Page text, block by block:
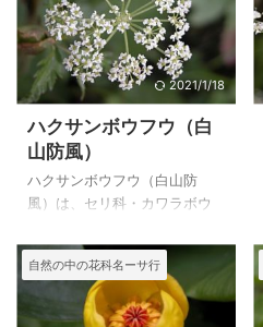
ミ属で、野原や道端に普通に
生える高さ３０～７０㎝の２
年草で、花の時期には葉の形
を見て区別します。 ヤブニン
ジン（藪人参）の葉は、長さ
７～３０cmの２回３出羽状複
葉で、薄くて柔らかく裏面は
白っぽいのに比べ、ヤブジラ
ミはの小葉は羽状披針形で、
ンジンの果実は約２cmのこん
棒状なのに比べて、ヤブジラ
ミの果実は卵状長楕円形でか
ぎ状に曲 ...
2021/1/18
ハクサンボウフウ（白
山防風）
ハクサンボウフウ（白山防
風）は、セリ科・カワラボウ
部地方以北の亜高山帯～高山
帯の開けた草地に生える高さ
１０～５０cm多年草です。
自生地の亜高山帯～高山帯で
自然の中の花科名ーサ行